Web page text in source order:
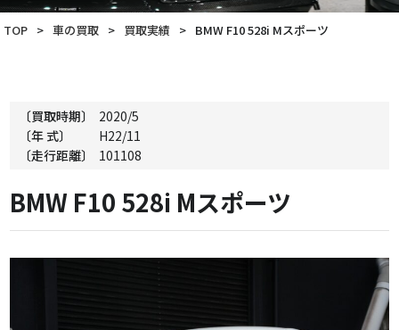
TOP > 車の買取 > 買取実績 > BMW F10 528i Mスポーツ
〔買取時期〕
2020/5
〔年 式〕
H22/11
〔走行距離〕
101108
BMW F10 528i Mスポーツ